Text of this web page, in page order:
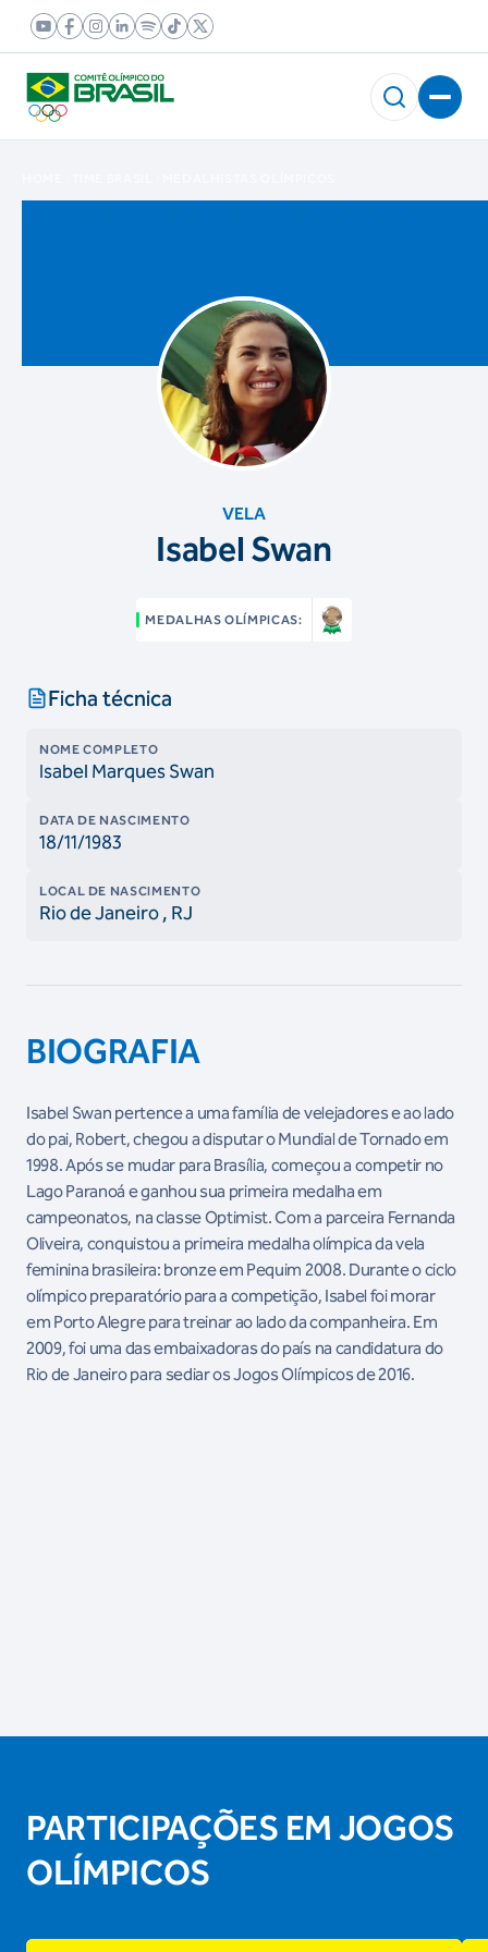
VELA
Isabel Swan
MEDALHAS OLÍMPICAS:
Ficha técnica
NOME COMPLETO
Isabel Marques Swan
DATA DE NASCIMENTO
18/11/1983
LOCAL DE NASCIMENTO
Rio de Janeiro, RJ
BIOGRAFIA
Isabel Swan pertence a uma família de velejadores e ao lado
do pai, Robert, chegou a disputar o Mundial de Tornado em
1998. Após se mudar para Brasília, começou a competir no
Lago Paranoá e ganhou sua primeira medalha em
campeonatos, na classe Optimist. Com a parceira Fernanda
Oliveira, conquistou a primeira medalha olímpica da vela
feminina brasileira: bronze em Pequim 2008. Durante o ciclo
olímpico preparatório para a competição, Isabel foi morar
em Porto Alegre para treinar ao lado da companheira. Em
2009, foi uma das embaixadoras do país na candidatura do
Rio de Janeiro para sediar os Jogos Olímpicos de 2016.
PARTICIPAÇÕES EM JOGOS
OLÍMPICOS